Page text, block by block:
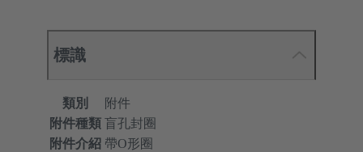
標識
類別
附件
附件種類 盲孔封圈
附件介紹 帶O形圈